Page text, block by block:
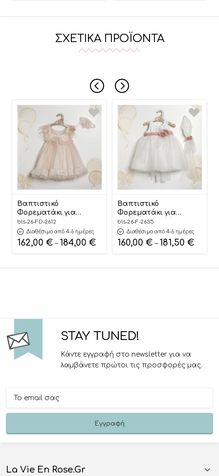
ΣΧΕΤΙΚΆ ΠΡΟΪΌΝΤΑ
Βαπτιστικό
Φορεματάκι για
Κορίτσι Σομόν “Blush
Feather Elegance”
ΦΔ-2612, Lollipop
bls-26-FD-2612
Διαθέσιμο από 4-6 ημέρες
162,00 € – 184,00 €
Βαπτιστικό
Φορεματάκι για
Κορίτσι Λευκό “Pure
Floral Elegance”
Φ-2635, Lollipop
bls-26-F-2635
Διαθέσιμο από 4-6 ημέρες
160,00 € – 181,50 €
STAY TUNED!
Κάντε εγγραφή στο newsletter για να
λαμβάνετε πρώτοι τις προσφορές μας.
La Vie En Rose.gr